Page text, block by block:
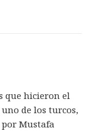
que hicieron el
de los turcos,
por Mustafa